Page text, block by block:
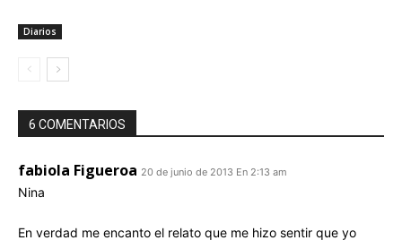
Diarios
6 COMENTARIOS
fabiola Figueroa 20 de junio de 2013 En 2:13 am
Nina
En verdad me encanto el relato que me hizo sentir que yo